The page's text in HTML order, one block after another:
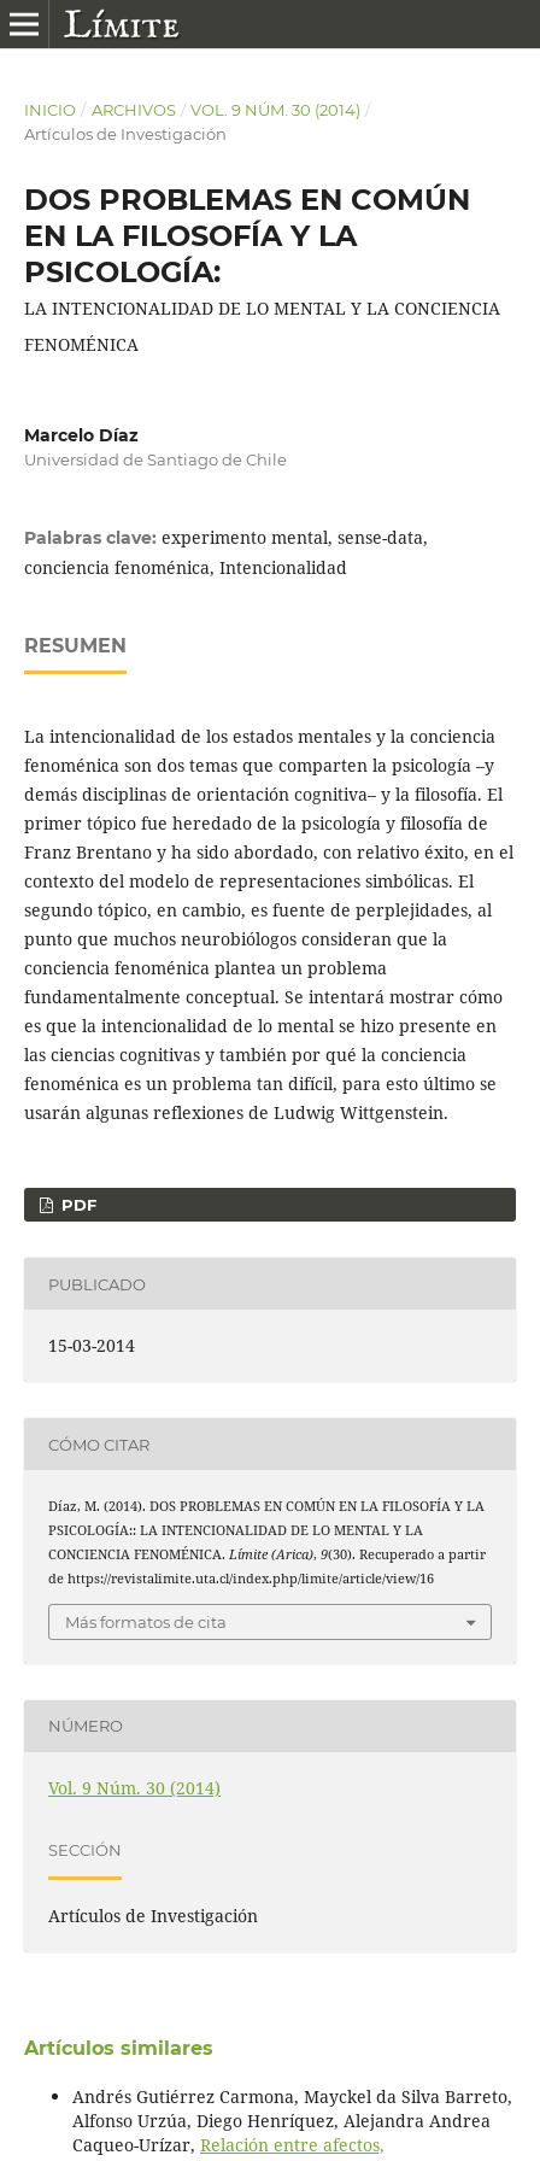
INICIO / ARCHIVOS / VOL. 9 NÚM. 30 (2014) /
Artículos de Investigación
DOS PROBLEMAS EN COMÚN
EN LA FILOSOFÍA Y LA
PSICOLOGÍA:
LA INTENCIONALIDAD DE LO MENTAL Y LA CONCIENCIA
FENOMÉNICA
Marcelo Díaz
Universidad de Santiago de Chile
Palabras clave: experimento mental, sense-data,
conciencia fenoménica, Intencionalidad
RESUMEN
La intencionalidad de los estados mentales y la conciencia
fenoménica son dos temas que comparten la psicología –y
demás disciplinas de orientación cognitiva– y la filosofía. El
primer tópico fue heredado de la psicología y filosofía de
Franz Brentano y ha sido abordado, con relativo éxito, en el
contexto del modelo de representaciones simbólicas. El
segundo tópico, en cambio, es fuente de perplejidades, al
punto que muchos neurobiólogos consideran que la
conciencia fenoménica plantea un problema
fundamentalmente conceptual. Se intentará mostrar cómo
es que la intencionalidad de lo mental se hizo presente en
las ciencias cognitivas y también por qué la conciencia
fenoménica es un problema tan difícil, para esto último se
usarán algunas reflexiones de Ludwig Wittgenstein.
PDF
PUBLICADO
15-03-2014
CÓMO CITAR
Díaz, M. (2014). DOS PROBLEMAS EN COMÚN EN LA FILOSOFÍA Y LA
PSICOLOGÍA:: LA INTENCIONALIDAD DE LO MENTAL Y LA
CONCIENCIA FENOMÉNICA. Límite (Arica), 9(30). Recuperado a partir
de https://revistalimite.uta.cl/index.php/limite/article/view/16
Más formatos de cita
NÚMERO
Vol. 9 Núm. 30 (2014)
SECCIÓN
Artículos de Investigación
Artículos similares
Andrés Gutiérrez Carmona, Mayckel da Silva Barreto,
Alfonso Urzúa, Diego Henríquez, Alejandra Andrea
Caqueo-Urízar, Relación entre afectos,